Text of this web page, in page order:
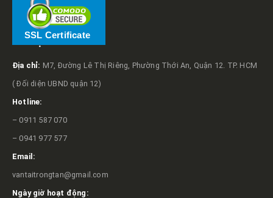
SSL Certificate
VỀ TRỌNG TẤN
Địa chỉ: M7, Đường Lê Thị Riêng, Phường Thới An, Quận 12. TP. HCM
( Đối diện UBND quận 12)
Hotline:
– 0911 587 070
– 0941 977 577
Email:
vantaitrongtan@gmail.com
Ngày giờ hoạt động: